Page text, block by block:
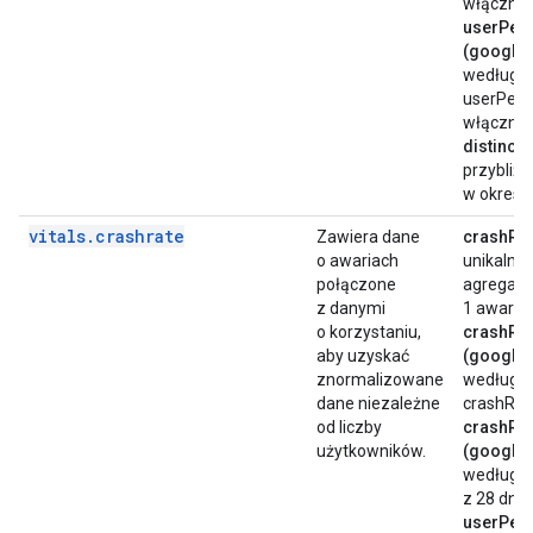
według
włącznie.
w
vitals. crashrate
Zawiera dane
o awariach
połączone
z danymi
o korzystaniu,
aby uzyskać
znormalizowane
dane niezależne
od liczby
użytkowników.
1 awaria.
według
według
z 28 dni